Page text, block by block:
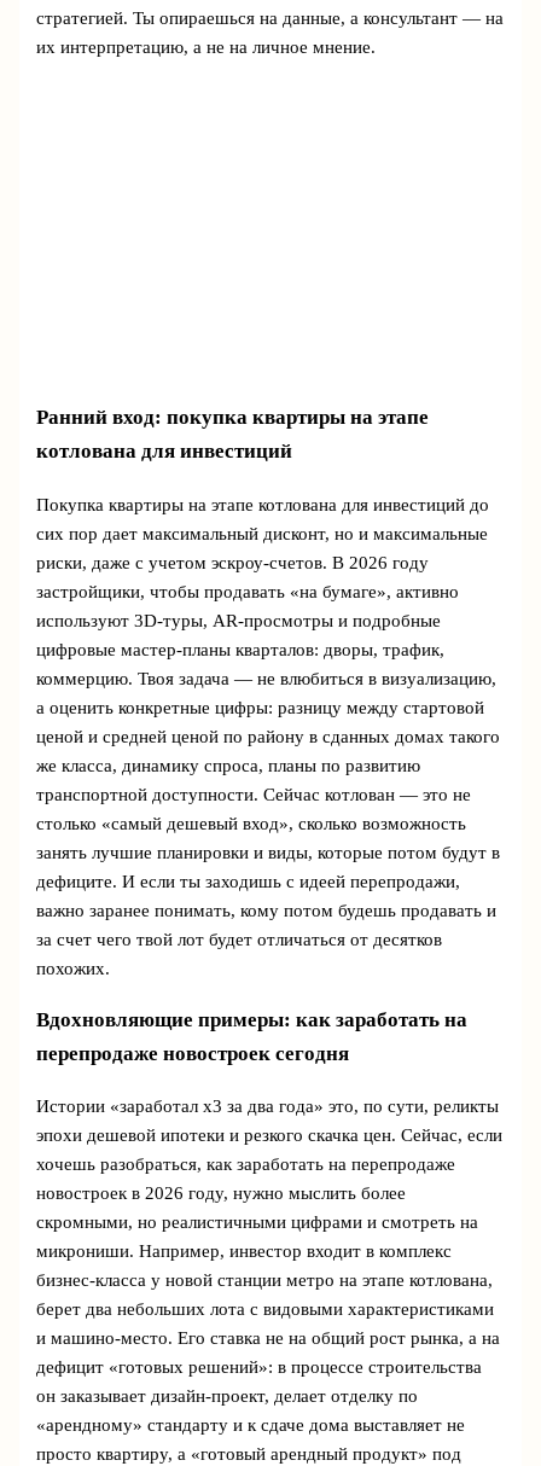
стратегией. Ты опираешься на данные, а консультант — на
их интерпретацию, а не на личное мнение.
Ранний вход: покупка квартиры на этапе
котлована для инвестиций
Покупка квартиры на этапе котлована для инвестиций до
сих пор дает максимальный дисконт, но и максимальные
риски, даже с учетом эскроу-счетов. В 2026 году
застройщики, чтобы продавать «на бумаге», активно
используют 3D-туры, AR-просмотры и подробные
цифровые мастер-планы кварталов: дворы, трафик,
коммерцию. Твоя задача — не влюбиться в визуализацию,
а оценить конкретные цифры: разницу между стартовой
ценой и средней ценой по району в сданных домах такого
же класса, динамику спроса, планы по развитию
транспортной доступности. Сейчас котлован — это не
столько «самый дешевый вход», сколько возможность
занять лучшие планировки и виды, которые потом будут в
дефиците. И если ты заходишь с идеей перепродажи,
важно заранее понимать, кому потом будешь продавать и
за счет чего твой лот будет отличаться от десятков
похожих.
Вдохновляющие примеры: как заработать на
перепродаже новостроек сегодня
Истории «заработал х3 за два года» это, по сути, реликты
эпохи дешевой ипотеки и резкого скачка цен. Сейчас, если
хочешь разобраться, как заработать на перепродаже
новостроек в 2026 году, нужно мыслить более
скромными, но реалистичными цифрами и смотреть на
микрониши. Например, инвестор входит в комплекс
бизнес-класса у новой станции метро на этапе котлована,
берет два небольших лота с видовыми характеристиками
и машино-место. Его ставка не на общий рост рынка, а на
дефицит «готовых решений»: в процессе строительства
он заказывает дизайн-проект, делает отделку по
«арендному» стандарту и к сдаче дома выставляет не
просто квартиру, а «готовый арендный продукт» под